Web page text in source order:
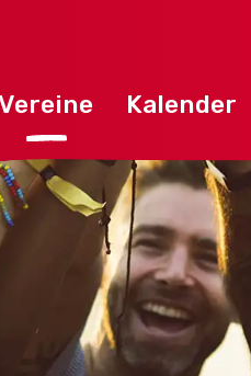
Kalender